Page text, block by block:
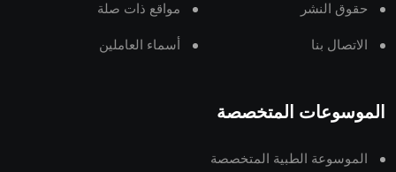
حقوق النشر مواقع ذات صلة
الاتصال بنا أسماء العاملين
الموسوعات المتخصصة
الموسوعة الطبية المتخصصة